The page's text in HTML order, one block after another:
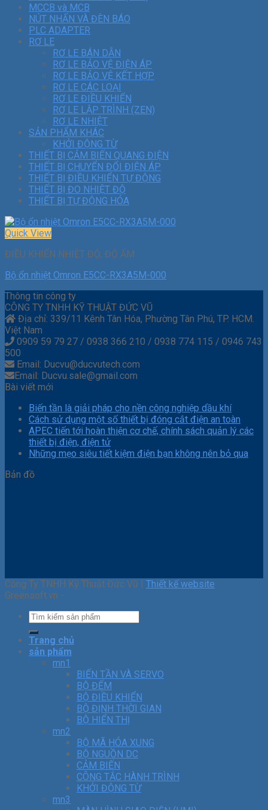
MCCB và MCB
NÚT NHẤN VÀ ĐÈN BÁO
PLC ADAPTER
RƠ LE
RƠ LE BÁN DẪN
RƠ LE BẢO VỆ ĐIỆN ÁP
RƠ LE BẢO VỆ KẾT HỢP
RƠ LE CÁC LOẠI
RƠ LE ĐIỀU KHIỂN
RƠ LE LẬP TRÌNH (ZEN)
RƠ LE NHIỆT
SẢN PHẨM KHÁC
KHỞI ĐỘNG TỪ
THIẾT BỊ CẢM BIẾN QUANG ĐIỆN
THIẾT BỊ CHUYỂN ĐỔI ĐIỆN ÁP
THIẾT BỊ ĐIỀU KHIỂN TỰ ĐỘNG
THIẾT BỊ ĐO NHIỆT ĐỘ
THIẾT BỊ TỰ ĐỘNG HÓA
Quick View
ĐIỀU KHIỂN NHIỆT ĐỘ, ĐỘ ẨM
Bộ ổn nhiệt Omron E5CC-RX3A5M-000
Thông tin công ty
CÔNG TY TNHH KỸ THUẬT ĐỨC VŨ
Địa chỉ: 339/11 Kênh Tân Hóa, Phường Tân Phú, TP. HCM.
Việt Nam
0909 59 79 27 / 0938 366 210 / 0938 774 115 / 0946 743
500
Email: Ducvu@ducvutech.com
Email: Ducvu.sale@gmail.com
Bài viết mới
Biến tần là giải pháp cho nền công nghiệp dầu khí
Cách sử dụng một số thiết bị đóng cắt điện an toàn
APEC tiến tới hoàn thiện cơ chế, chính sách quản lý các
thiết bị điện, điện tử
Những mẹo siêu tiết kiệm điện bạn không nên bỏ qua
Bản đồ
Công Ty TNHH Kỹ Thuật Đức Vũ | Thiết kế website
Greensoft.vn -
Trang chủ
sản phẩm
mn1
BIẾN TẦN VÀ SERVO
BỘ ĐẾM
BỘ ĐIỀU KHIỂN
BỘ ĐỊNH THỜI GIAN
BỘ HIỂN THỊ
mn2
BỘ MÃ HÓA XUNG
BỘ NGUỒN DC
CẢM BIẾN
CÔNG TẮC HÀNH TRÌNH
KHỞI ĐỘNG TỪ
mn3